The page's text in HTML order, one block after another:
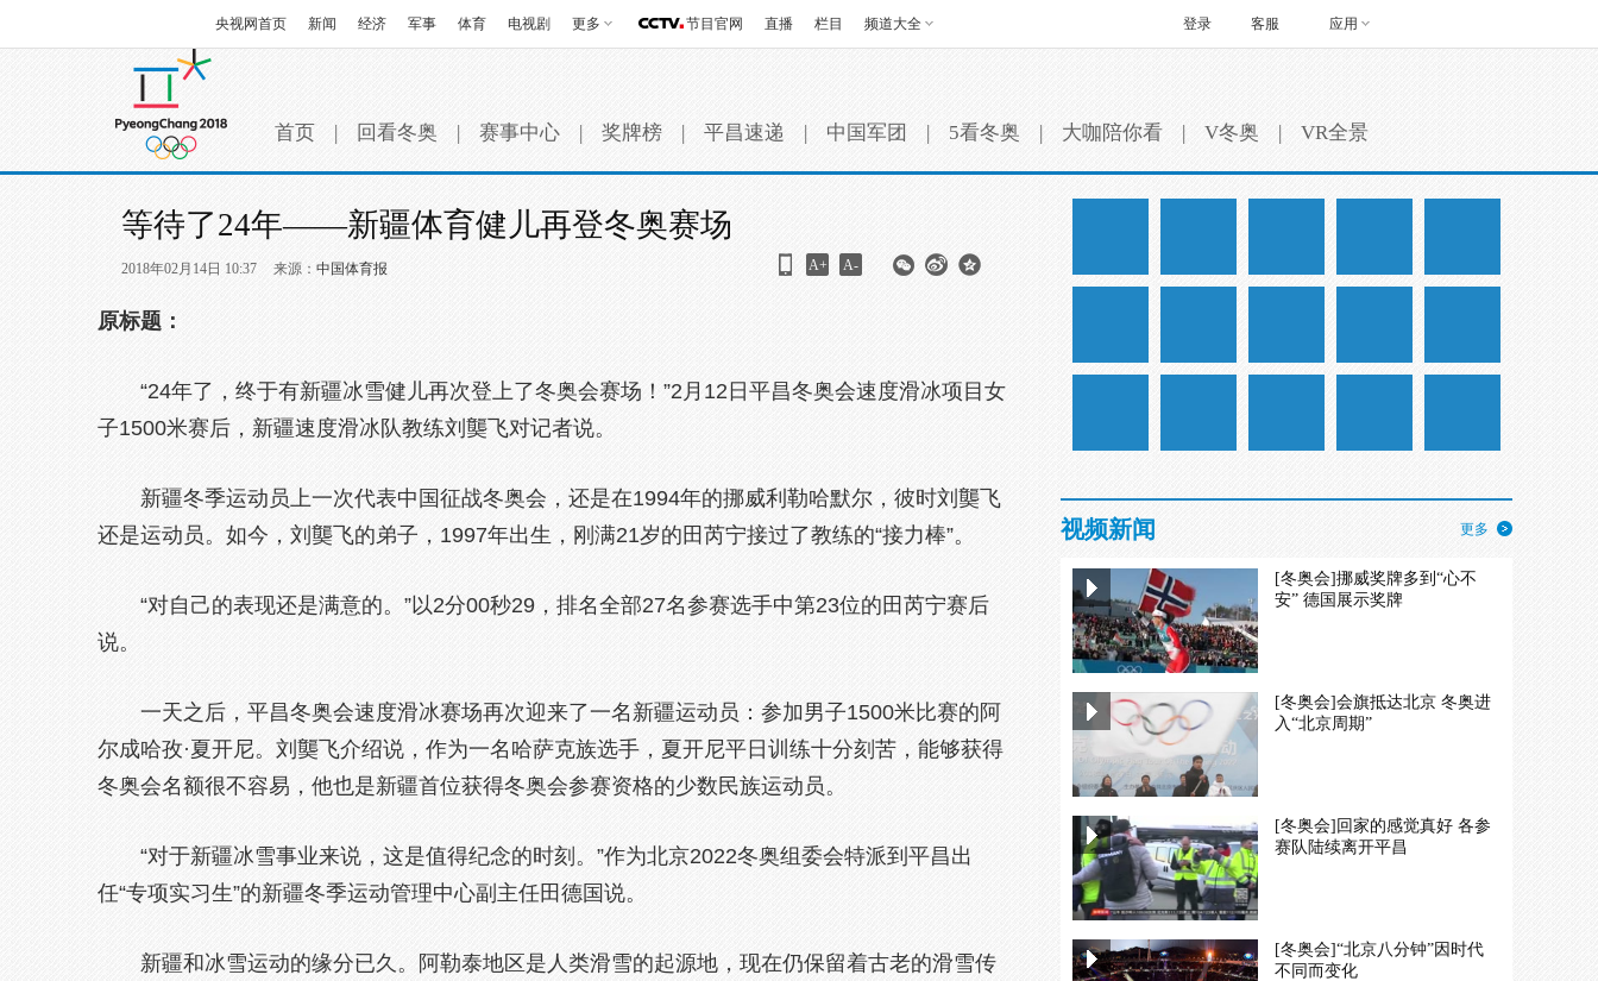
央视网首页 新闻 经济 军事 体育 电视剧 更多 节目官网 直播 栏目 频道大全 客服 应用
登录
首页 | 回看冬奥 | 赛事中心 | 奖牌榜 | 平昌速递 | 中国军团 | 5看冬奥 | 大咖陪你看 | V冬奥 | VR全景
等待了24年——新疆体育健儿再登冬奥赛场
2018年02月14日 10:37 来源： 中国体育报 A+ A-
原标题：
“24年了，终于有新疆冰雪健儿再次登上了冬奥会赛场！”2月12日平昌冬奥会速度滑冰项目女
子1500米赛后，新疆速度滑冰队教练刘龑飞对记者说。
新疆冬季运动员上一次代表中国征战冬奥会，还是在1994年的挪威利勒哈默尔，彼时刘龑飞
还是运动员。如今，刘龑飞的弟子，1997年出生，刚满21岁的田芮宁接过了教练的“接力棒”。
“对自己的表现还是满意的。”以2分00秒29，排名全部27名参赛选手中第23位的田芮宁赛后
说。
一天之后，平昌冬奥会速度滑冰赛场再次迎来了一名新疆运动员：参加男子1500米比赛的阿
尔成哈孜·夏开尼。刘龑飞介绍说，作为一名哈萨克族选手，夏开尼平日训练十分刻苦，能够获得
冬奥会名额很不容易，他也是新疆首位获得冬奥会参赛资格的少数民族运动员。
“对于新疆冰雪事业来说，这是值得纪念的时刻。”作为北京2022冬奥组委会特派到平昌出
任“专项实习生”的新疆冬季运动管理中心副主任田德国说。
新疆和冰雪运动的缘分已久。阿勒泰地区是人类滑雪的起源地，现在仍保留着古老的滑雪传
视频新闻 更多
[冬奥会]挪威奖牌多到“心不
安” 德国展示奖牌
[冬奥会]会旗抵达北京 冬奥进
入“北京周期”
[冬奥会]回家的感觉真好 各参
赛队陆续离开平昌
[冬奥会]“北京八分钟”因时代
不同而变化